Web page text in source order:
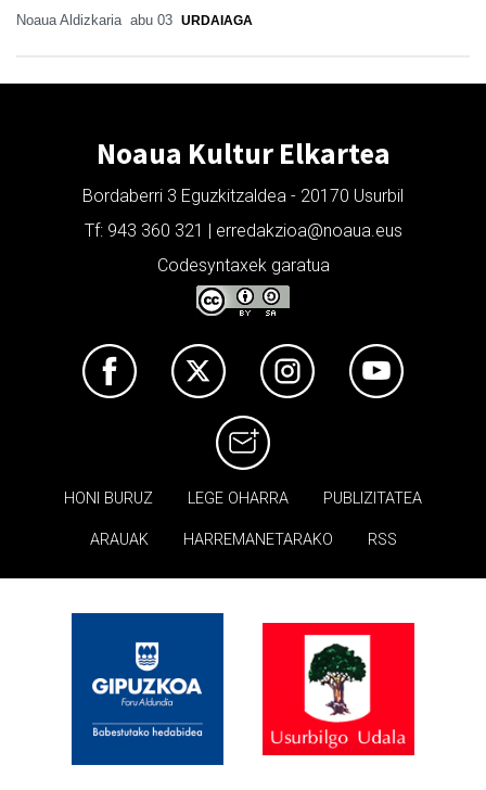
Noaua Aldizkaria abu 03 URDAIAGA
Noaua Kultur Elkartea
Bordaberri 3 Eguzkitzaldea - 20170 Usurbil
Tf: 943 360 321 | erredakzioa@noaua.eus
Codesyntaxek garatua
HONI BURUZ LEGE OHARRA PUBLIZITATEA
ARAUAK HARREMANETARAKO RSS